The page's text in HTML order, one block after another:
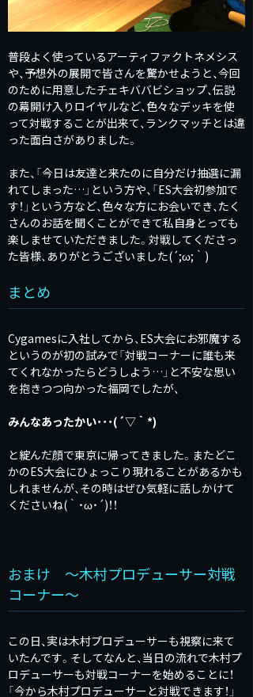
普段よく使っているアーティファクトネメシス
や、予想外の展開で皆さんを驚かせようと、今回
のために用意したチェキババビショップ、伝説
の幕開け入りロイヤルなど、色々なデッキを使
って対戦することが出来て、ランクマッチとは違
った面白さがありました。
また、「今日は友達と来たのに自分だけ抽選に漏
れてしまった…」という方や、「ES大会初参加で
す！」という方など、色々な方にお会いでき、たく
さんのお話を聞くことができて私自身とっても
楽しませていただきました。対戦してくださっ
た皆様、ありがとうございました(´;ω;｀)
まとめ
Cygamesに入社してから、ES大会にお邪魔する
というのが初の試みで「対戦コーナーに誰も来
てくれなかったらどうしよう…」と不安な思い
を抱きつつ向かった福岡でしたが、
みんなあったかい・・・(´▽｀*)
と綻んだ顔で東京に帰ってきました。またどこ
かのES大会にひょっこり現れることがあるかも
しれませんが、その時はぜひ気軽に話しかけて
くださいね(｀・ω・´)！！
おまけ ～木村プロデューサー対戦
コーナー～
この日、実は木村プロデューサーも視察に来て
いたんです。そしてなんと、当日の流れで木村プ
ロデューサーも対戦コーナーを始めることに！
「今から木村プロデューサーと対戦できます！」